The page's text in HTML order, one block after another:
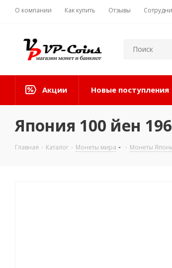
О компании Как купить Отзывы
Акции Новые поступления
Япония 100 йен
Главная - Каталог - Монеты мира - Монеты